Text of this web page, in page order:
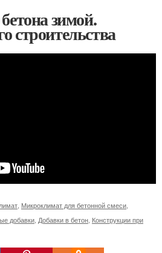
зимой.
строительства
Микроклимат для бетонной смеси
добавки Добавки в бетон Конструкции при